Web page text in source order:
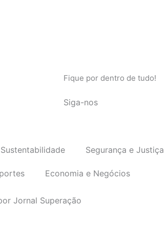
Fique por dentro de tudo!
Siga-nos
Segurança e Justiça
Economia e Negócios
Jornal Superação